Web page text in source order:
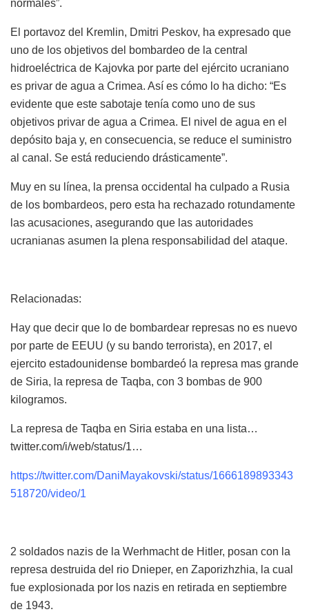
normales”.
El portavoz del Kremlin, Dmitri Peskov, ha expresado que
uno de los objetivos del bombardeo de la central
hidroeléctrica de Kajovka por parte del ejército ucraniano
es privar de agua a Crimea. Así es cómo lo ha dicho: “Es
evidente que este sabotaje tenía como uno de sus
objetivos privar de agua a Crimea. El nivel de agua en el
depósito baja y, en consecuencia, se reduce el suministro
al canal. Se está reduciendo drásticamente”.
Muy en su línea, la prensa occidental ha culpado a Rusia
de los bombardeos, pero esta ha rechazado rotundamente
las acusaciones, asegurando que las autoridades
ucranianas asumen la plena responsabilidad del ataque.
Relacionadas:
Hay que decir que lo de bombardear represas no es nuevo
por parte de EEUU (y su bando terrorista), en 2017, el
ejercito estadounidense bombardeó la represa mas grande
de Siria, la represa de Taqba, con 3 bombas de 900
kilogramos.
La represa de Taqba en Siria estaba en una lista…
twitter.com/i/web/status/1…
https://twitter.com/DaniMayakovski/status/1666189893343
518720/video/1
2 soldados nazis de la Werhmacht de Hitler, posan con la
represa destruida del rio Dnieper, en Zaporizhzhia, la cual
fue explosionada por los nazis en retirada en septiembre
de 1943.